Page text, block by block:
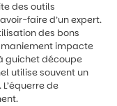
des outils
faire d’un expert.
des bons
maniement impacte
guichet découpe
utilise souvent un
de